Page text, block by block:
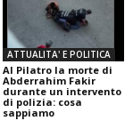
ATTUALITA' E POLITICA
Al Pilatro la morte di
Abderrahim Fakir
durante un intervento
di polizia: cosa
sappiamo